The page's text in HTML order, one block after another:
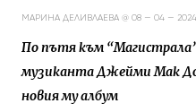
МАРИНА ДЕЛИВЛАЕВА @ 08 — 04 — 2024
По пътя към
музиканта Джейми Мак
новия му албум